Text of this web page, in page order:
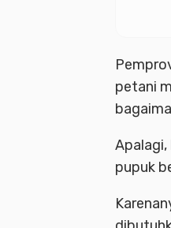
petani
pupuk